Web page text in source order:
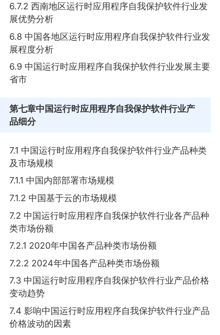
6.7.2 西南地区运行时应用程序自我保护软件行业发
展优势分析
6.8 中国各地区运行时应用程序自我保护软件行业发
展程度分析
6.9 中国运行时应用程序自我保护软件行业发展主要
省市
第七章中国运行时应用程序自我保护软件行业产
品细分
7.1 中国运行时应用程序自我保护软件行业产品种类
及市场规模
7.1.1 中国内部部署市场规模
7.1.2 中国基于云的市场规模
7.2 中国运行时应用程序自我保护软件行业各产品种
类市场份额
7.2.1 2020年中国各产品种类市场份额
7.2.2 2024年中国各产品种类市场份额
7.3 中国运行时应用程序自我保护软件行业产品价格
变动趋势
7.4 影响中国运行时应用程序自我保护软件行业产品
价格波动的因素